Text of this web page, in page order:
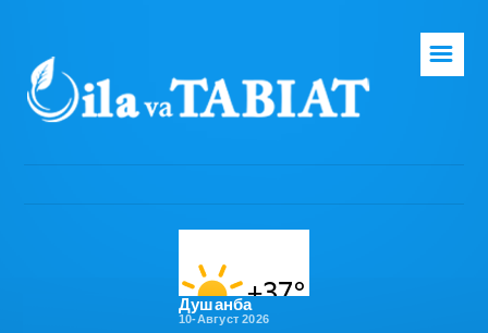
Бош саҳифа
☰
Душанба
10-Август 2026